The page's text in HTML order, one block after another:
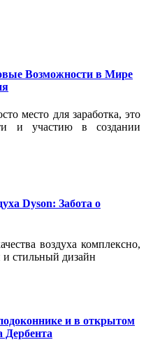
Возможности в Мире
место для заработка, это
и участию в создании
Dyson: Забота о
воздуха комплексно,
и стильный дизайн
и в открытом
Дербента